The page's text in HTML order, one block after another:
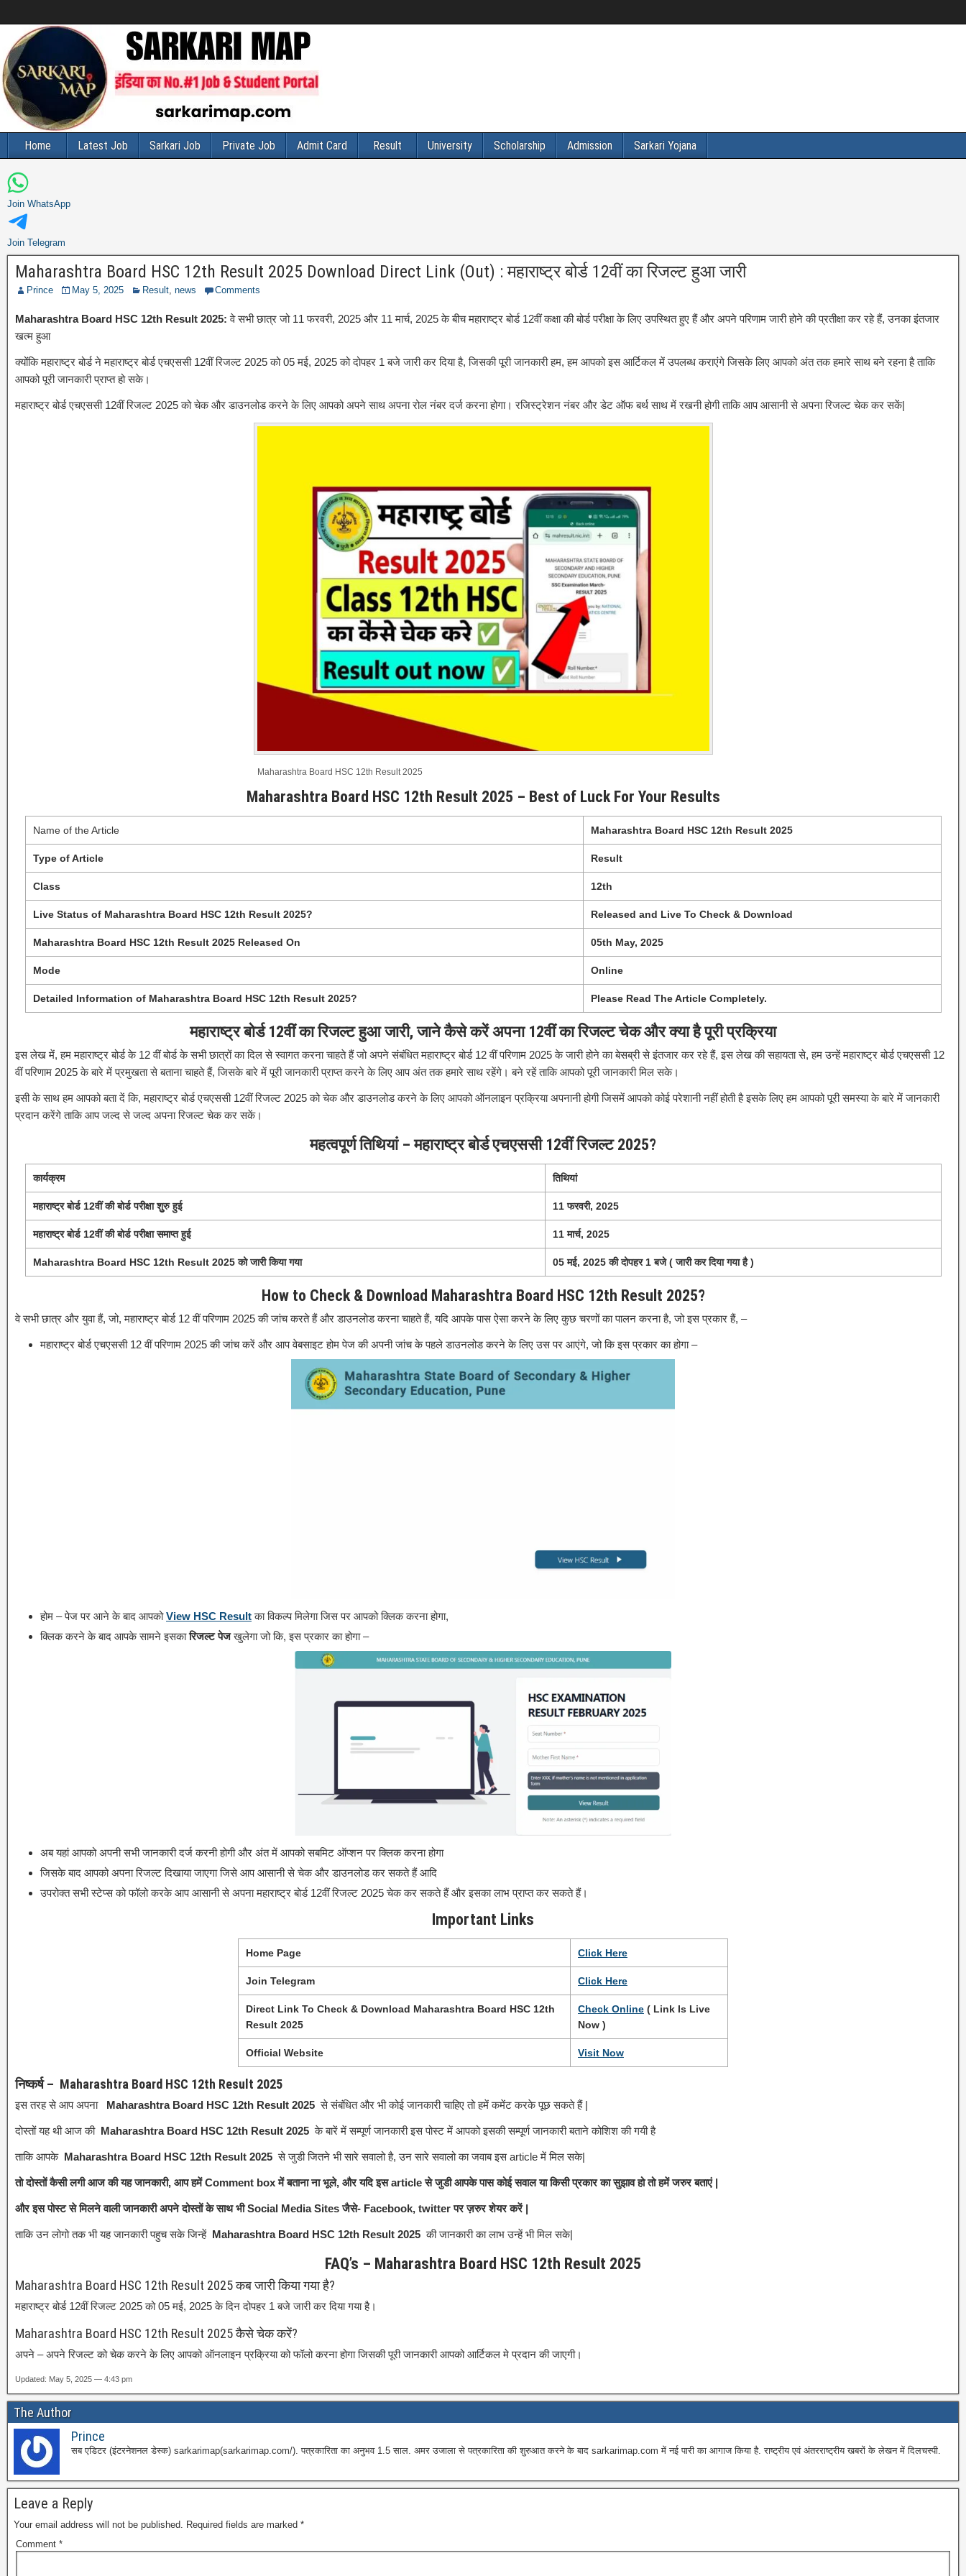
Home Latest Job Sarkari Job Private Job Admit Card Result University Scholarship Admission Sarkari Yojana
Join WhatsApp
Join Telegram
Maharashtra Board HSC 12th Result 2025 Download Direct Link (Out) : महाराष्ट्र बोर्ड 12वीं का रिजल्ट हुआ जारी
Prince May 5, 2025 Result, news Comments
Maharashtra Board HSC 12th Result 2025:वे सभी छात्र जो 11 फरवरी, 2025 और 11 मार्च, 2025 के बीच महाराष्ट्र बोर्ड 12वीं कक्षा की बोर्ड परीक्षा के लिए उपस्थित हुए हैं और अपने परिणाम जारी होने की प्रतीक्षा कर रहे हैं, उनका इंतजार
खत्म हुआ
क्योंकि महाराष्ट्र बोर्ड ने महाराष्ट्र बोर्ड एचएससी 12वीं रिजल्ट 2025 को 05 मई, 2025 को दोपहर 1 बजे जारी कर दिया है, जिसकी पूरी जानकारी हम, हम आपको इस आर्टिकल में उपलब्ध कराएंगे जिसके लिए आपको अंत तक हमारे साथ बने रहना है ताकि
आपको पूरी जानकारी प्राप्त हो सके।
महाराष्ट्र बोर्ड एचएससी 12वीं रिजल्ट 2025 को चेक और डाउनलोड करने के लिए आपको अपने साथ अपना रोल नंबर दर्ज करना होगा। रजिस्ट्रेशन नंबर और डेट ऑफ बर्थ साथ में रखनी होगी ताकि आप आसानी से अपना रिजल्ट चेक कर सकें|
Maharashtra Board HSC 12th Result 2025
Maharashtra Board HSC 12th Result 2025 – Best of Luck For Your Results
Name of the Article Maharashtra Board HSC 12th Result 2025
Type of Article Result
Class 12th
Live Status of Maharashtra Board HSC 12th Result 2025? Released and Live To Check & Download
Maharashtra Board HSC 12th Result 2025 Released On 05th May, 2025
Mode Online
Detailed Information of Maharashtra Board HSC 12th Result 2025? Please Read The Article Completely.
महाराष्ट्र बोर्ड 12वीं का रिजल्ट हुआ जारी, जाने कैसे करें अपना 12वीं का रिजल्ट चेक और क्या है पूरी प्रक्रिया
इस लेख में, हम महाराष्ट्र बोर्ड के 12 वीं बोर्ड के सभी छात्रों का दिल से स्वागत करना चाहते हैं जो अपने संबंधित महाराष्ट्र बोर्ड 12 वीं परिणाम 2025 के जारी होने का बेसब्री से इंतजार कर रहे हैं, इस लेख की सहायता से, हम उन्हें महाराष्ट्र बोर्ड एचएससी 12
वीं परिणाम 2025 के बारे में प्रमुखता से बताना चाहते हैं, जिसके बारे में पूरी जानकारी प्राप्त करने के लिए आप अंत तक हमारे साथ रहेंगे। बने रहें ताकि आपको पूरी जानकारी मिल सके।
इसी के साथ हम आपको बता दें कि, महाराष्ट्र बोर्ड एचएससी 12वीं रिजल्ट 2025 को चेक और डाउनलोड करने के लिए आपको ऑनलाइन प्रक्रिया अपनानी होगी जिसमें आपको कोई परेशानी नहीं होती है इसके लिए हम आपको पूरी समस्या के बारे में जानकारी
प्रदान करेंगे ताकि आप जल्द से जल्द अपना रिजल्ट चेक कर सकें।
महत्वपूर्ण तिथियां – महाराष्ट्र बोर्ड एचएससी 12वीं रिजल्ट 2025?
कार्यक्रम तिथियां
महाराष्ट्र बोर्ड 12वीं की बोर्ड परीक्षा शुुरु हुई 11 फरवरी, 2025
महाराष्ट्र बोर्ड 12वीं की बोर्ड परीक्षा समाप्त हुई 11 मार्च, 2025
Maharashtra Board HSC 12th Result 2025 को जारी किया गया 05 मई, 2025 की दोपहर 1 बजे ( जारी कर दिया गया है )
How to Check & Download Maharashtra Board HSC 12th Result 2025?
वे सभी छात्र और युवा हैं, जो, महाराष्ट्र बोर्ड 12 वीं परिणाम 2025 की जांच करते हैं और डाउनलोड करना चाहते हैं, यदि आपके पास ऐसा करने के लिए कुछ चरणों का पालन करना है, जो इस प्रकार हैं, –
महाराष्ट्र बोर्ड एचएससी 12 वीं परिणाम 2025 की जांच करें और आप वेबसाइट होम पेज की अपनी जांच के पहले डाउनलोड करने के लिए उस पर आएंगे, जो कि इस प्रकार का होगा –
होम – पेज पर आने के बाद आपकोView HSC Resultका विकल्प मिलेगा जिस पर आपको क्लिक करना होगा,
क्लिक करने के बाद आपके सामने इसकारिजल्ट पेजखुलेगा जो कि, इस प्रकार का होगा –
अब यहां आपको अपनी सभी जानकारी दर्ज करनी होगी और अंत में आपको सबमिट ऑप्शन पर क्लिक करना होगा
जिसके बाद आपको अपना रिजल्ट दिखाया जाएगा जिसे आप आसानी से चेक और डाउनलोड कर सकते हैं आदि
उपरोक्त सभी स्टेप्स को फॉलो करके आप आसानी से अपना महाराष्ट्र बोर्ड 12वीं रिजल्ट 2025 चेक कर सकते हैं और इसका लाभ प्राप्त कर सकते हैं।
Important Links
Home Page Click Here
Join Telegram Click Here
Direct Link To Check & Download Maharashtra Board HSC 12th
Result 2025
Check Online ( Link Is Live
Now )
Official Website Visit Now
निष्कर्ष – Maharashtra Board HSC 12th Result 2025
इस तरह से आप अपना Maharashtra Board HSC 12th Result 2025से संबंधित और भी कोई जानकारी चाहिए तो हमें कमेंट करके पूछ सकते हैं |
दोस्तों यह थी आज की Maharashtra Board HSC 12th Result 2025के बारें में सम्पूर्ण जानकारी इस पोस्ट में आपको इसकी सम्पूर्ण जानकारी बताने कोशिश की गयी है
ताकि आपकेMaharashtra Board HSC 12th Result 2025से जुडी जितने भी सारे सवालो है, उन सारे सवालो का जवाब इस article में मिल सके|
तो दोस्तों कैसी लगी आज की यह जानकारी, आप हमें Comment box में बताना ना भूले, और यदि इस article से जुडी आपके पास कोई सवाल या किसी प्रकार का सुझाव हो तो हमें जरुर बताएं |
और इस पोस्ट से मिलने वाली जानकारी अपने दोस्तों के साथ भी Social Media Sites जैसे- Facebook, twitter पर ज़रुर शेयर करें |
ताकि उन लोगो तक भी यह जानकारी पहुच सके जिन्हें Maharashtra Board HSC 12th Result 2025की जानकारी का लाभ उन्हें भी मिल सके|
FAQ’s – Maharashtra Board HSC 12th Result 2025
Maharashtra Board HSC 12th Result 2025 कब जारी किया गया है?
महाराष्ट्र बोर्ड 12वीं रिजल्ट 2025 को 05 मई, 2025 के दिन दोपहर 1 बजे जारी कर दिया गया है।
Maharashtra Board HSC 12th Result 2025 कैसे चेक करें?
अपने – अपने रिजल्ट को चेक करने के लिए आपको ऑनलाइन प्रक्रिया को फॉलो करना होगा जिसकी पूरी जानकारी आपको आर्टिकल मे प्रदान की जाएगी।
Updated: May 5, 2025 — 4:43 pm
The Author
Prince
सब एडिटर (इंटरनेशनल डेस्क) sarkarimap(sarkarimap.com/). पत्रकारिता का अनुभव 1.5 साल. अमर उजाला से पत्रकारिता की शुरुआत करने के बाद sarkarimap.com में नई पारी का आगाज किया है. राष्ट्रीय एवं अंतरराष्ट्रीय खबरों के लेखन में दिलचस्पी.
Leave a Reply
Your email address will not be published. Required fields are marked *
Comment *